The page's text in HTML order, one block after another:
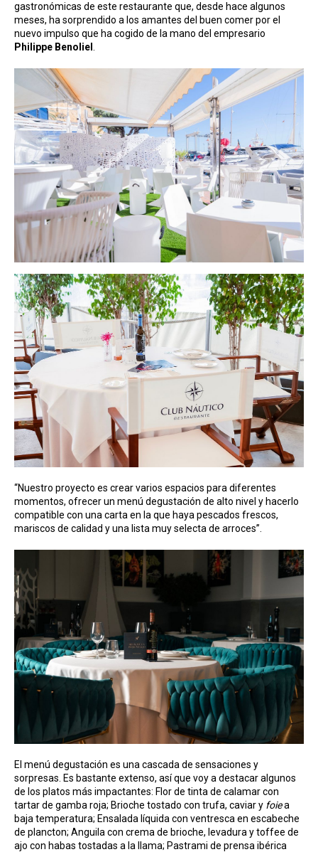
gastronómicas de este restaurante que, desde hace algunos
meses, ha sorprendido a los amantes del buen comer por el
nuevo impulso que ha cogido de la mano del empresario
Philippe Benoliel
“Nuestro proyecto es crear varios espacios para diferentes
momentos, ofrecer un menú degustación de alto nivel y hacerlo
compatible con una carta en la que haya pescados frescos,
mariscos de calidad y una lista muy selecta de arroces”.
El menú degustación es una cascada de sensaciones y
sorpresas. Es bastante extenso, así que voy a destacar algunos
de los platos más impactantes: Flor de tinta de calamar con
tartar de gamba roja; Brioche tostado con trufa, caviar y foiea
baja temperatura; Ensalada líquida con ventresca en escabeche
de plancton; Anguila con crema de brioche, levadura y toffee de
ajo con habas tostadas a la llama; Pastrami de prensa ibérica